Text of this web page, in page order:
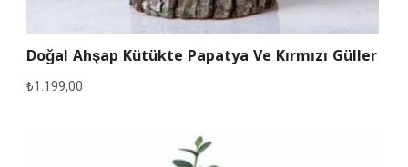
Doğal Ahşap Kütükte Papatya Ve Kırmızı Güller
₺1.199,00